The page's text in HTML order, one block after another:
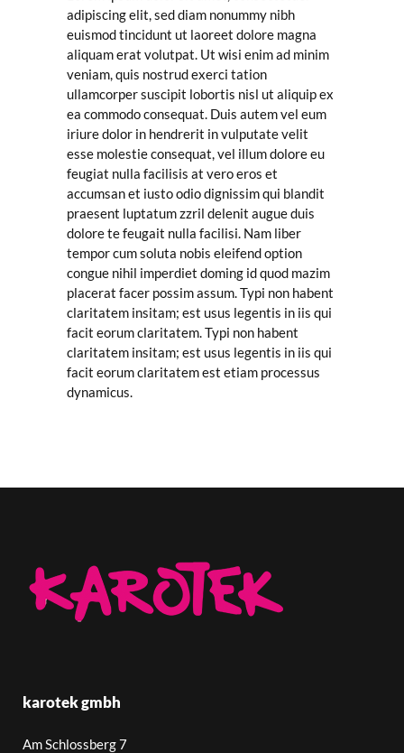
adipiscing elit, sed diam nonummy nibh
euismod tincidunt ut laoreet dolore magna
aliquam erat volutpat. Ut wisi enim ad minim
veniam, quis nostrud exerci tation
ullamcorper suscipit lobortis nisl ut aliquip ex
ea commodo consequat. Duis autem vel eum
iriure dolor in hendrerit in vulputate velit
esse molestie consequat, vel illum dolore eu
feugiat nulla facilisis at vero eros et
accumsan et iusto odio dignissim qui blandit
praesent luptatum zzril delenit augue duis
dolore te feugait nulla facilisi. Nam liber
tempor cum soluta nobis eleifend option
congue nihil imperdiet doming id quod mazim
placerat facer possim assum. Typi non habent
claritatem insitam; est usus legentis in iis qui
facit eorum claritatem. Typi non habent
claritatem insitam; est usus legentis in iis qui
facit eorum claritatem est etiam processus
dynamicus.
karotek gmbh
Am Schlossberg 7